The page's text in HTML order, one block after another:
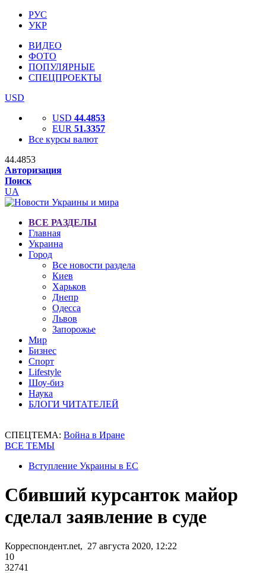
РУС
УКР
ВИДЕО
ФОТО
ПОПУЛЯРНЫЕ
СПЕЦПРОЕКТЫ
USD
USD 44.4853
EUR 51.3357
Все курсы валют
44.4853
Авторизация
Поиск
UA
ВСЕ РАЗДЕЛЫ
Главная
Украина
Город
Все новости раздела
Киев
Харьков
Днепр
Одесса
Львов
Запорожье
Мир
Бизнес
Спорт
Lifestyle
Шоу-биз
Наука
БЛОГИ ЧИТАТЕЛЕЙ
СПЕЦТЕМА: Война в Иране
ВСЕ ТЕМЫ
Вступление Украины в ЕС
Сбивший курсанток майор
сделал заявление в суде
Корреспондент.net, 27 августа 2020, 12:22
10
32741